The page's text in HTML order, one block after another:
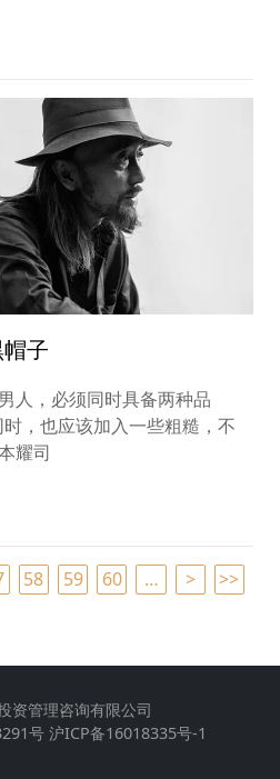
子
人，必须同时具备两种品
，也应该加入一些粗糙，不
山本耀司
58 59 60 … > >>
资管理咨询有限公司
号 沪ICP备16018335号-1